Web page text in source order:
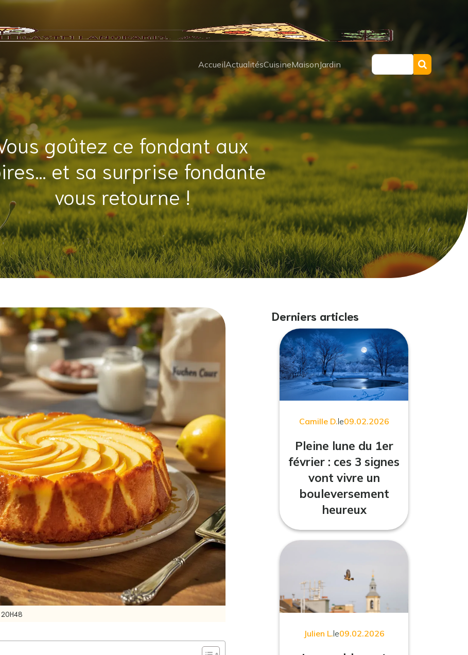
AccueilActualitésCuisineMaisonJardin
goûtez ce fondant aux
et sa surprise fondante
vous retourne !
20H48
Derniers articles
Camille D.le09.02.2026
Pleine lune du 1er
février : ces 3 signes
vont vivre un
bouleversement
heureux
Julien L.le09.02.2026